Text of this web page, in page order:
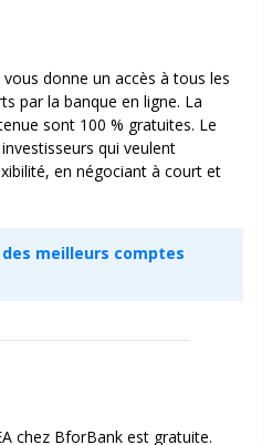
donne un accès à tous les
par la banque en ligne. La
sont 100 % gratuites. Le
qui veulent
en négociant à court et
meilleurs comptes
chez BforBank est gratuite.